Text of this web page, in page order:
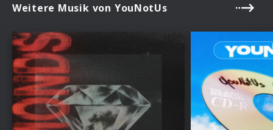
Weitere Musik von YouNotUs